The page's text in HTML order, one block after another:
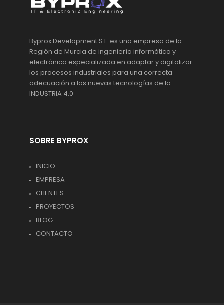
Byprox Development S.L. es una empresa de la
Región de Murcia de ingeniería informática y
electrónica especializada en adaptar y digitalizar
los procesos industriales para una correcta
adecuación a las nuevas tecnologías de la
INDUSTRIA 4.0
SOBRE BYPROX
INICIO
EMPRESA
CLIENTES
PROYECTOS
BLOG
CONTACTO